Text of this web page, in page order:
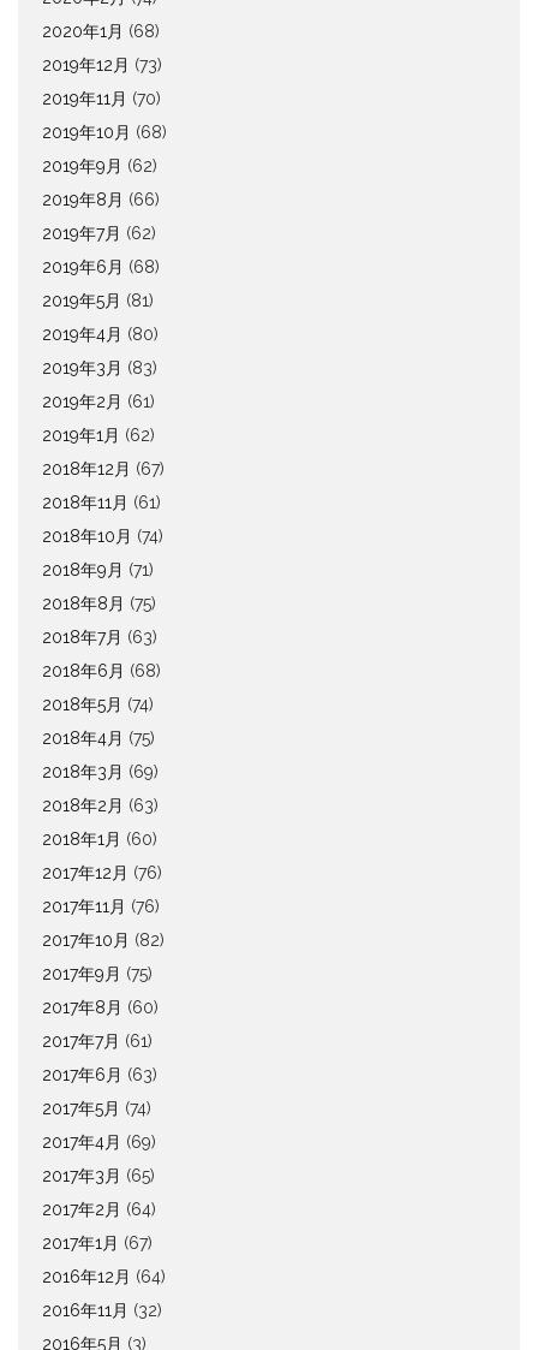
2020年1月 (68)
2019年12月 (73)
2019年11月 (70)
2019年10月 (68)
2019年9月 (62)
2019年8月 (66)
2019年7月 (62)
2019年6月 (68)
2019年5月 (81)
2019年4月 (80)
2019年3月 (83)
2019年2月 (61)
2019年1月 (62)
2018年12月 (67)
2018年11月 (61)
2018年10月 (74)
2018年9月 (71)
2018年8月 (75)
2018年7月 (63)
2018年6月 (68)
2018年5月 (74)
2018年4月 (75)
2018年3月 (69)
2018年2月 (63)
2018年1月 (60)
2017年12月 (76)
2017年11月 (76)
2017年10月 (82)
2017年9月 (75)
2017年8月 (60)
2017年7月 (61)
2017年6月 (63)
2017年5月 (74)
2017年4月 (69)
2017年3月 (65)
2017年2月 (64)
2017年1月 (67)
2016年12月 (64)
2016年11月 (32)
2016年5月 (3)